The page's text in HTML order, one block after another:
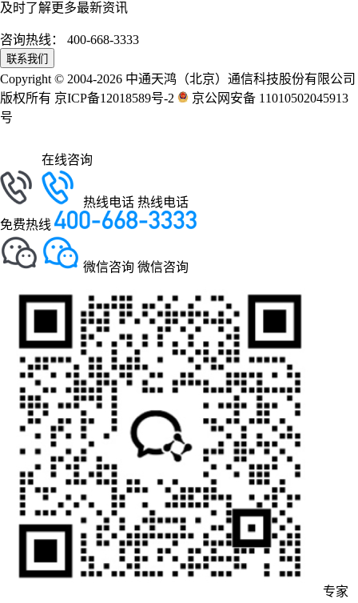
及时了解更多最新资讯
咨询热线： 400-668-3333
联系我们
Copyright © 2004-2026 中通天鸿（北京）通信科技股份有限公司
版权所有 京ICP备12018589号-2
京公网安备 11010502045913
号
在线咨询
热线电话 热线电话
免费热线
微信咨询 微信咨询
专家